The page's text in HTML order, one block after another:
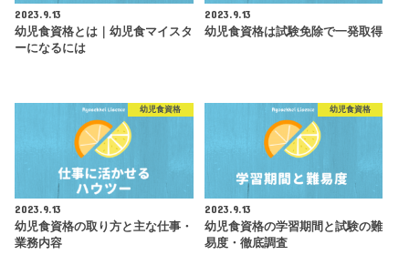
2023.9.13
幼児食資格とは｜幼児食マイスタ
ーになるには
2023.9.13
幼児食資格は試験免除で一発取得
幼児食資格
2023.9.13
幼児食資格の取り方と主な仕事・
業務内容
幼児食資格
2023.9.13
幼児食資格の学習期間と試験の難
易度・徹底調査